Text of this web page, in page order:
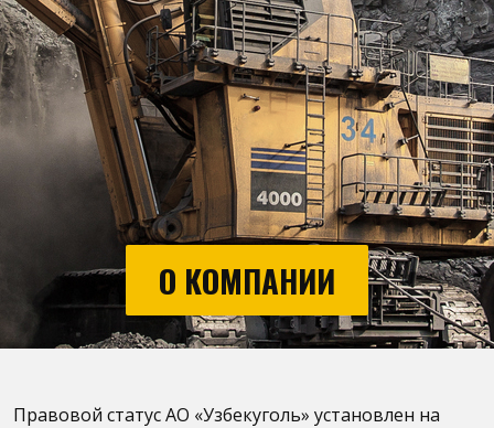
О КОМПАНИИ
Правовой статус АО «Узбекуголь» установлен на